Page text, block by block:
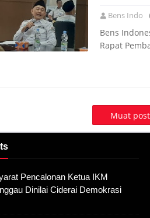
Bens Indo
Bens
Rapat
Muat
Pencalonan Ketua IKM
Dinilai Ciderai Demokrasi